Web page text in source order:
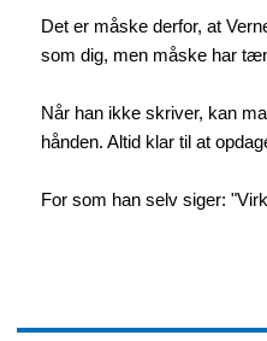
Det er måske derfor, at
som dig, men måske har
Når han ikke skriver, kan
hånden. Altid klar til at
For som han selv siger: